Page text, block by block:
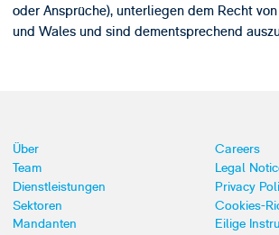
oder Ansprüche), unterliegen dem Recht
und Wales und sind dementsprechend
Über
Team
Dienstleistungen
Sektoren
Mandanten
Careers
Legal
Privacy
Cookies-
Eilige